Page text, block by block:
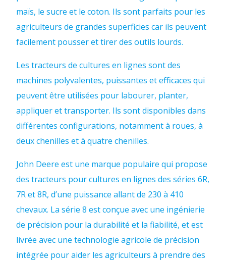
maïs, le sucre et le coton. Ils sont parfaits pour les
agriculteurs de grandes superficies car ils peuvent
facilement pousser et tirer des outils lourds.
Les tracteurs de cultures en lignes sont des
machines polyvalentes, puissantes et efficaces qui
peuvent être utilisées pour labourer, planter,
appliquer et transporter. Ils sont disponibles dans
différentes configurations, notamment à roues, à
deux chenilles et à quatre chenilles.
John Deere est une marque populaire qui propose
des tracteurs pour cultures en lignes des séries 6R,
7R et 8R, d’une puissance allant de 230 à 410
chevaux. La série 8 est conçue avec une ingénierie
de précision pour la durabilité et la fiabilité, et est
livrée avec une technologie agricole de précision
intégrée pour aider les agriculteurs à prendre des